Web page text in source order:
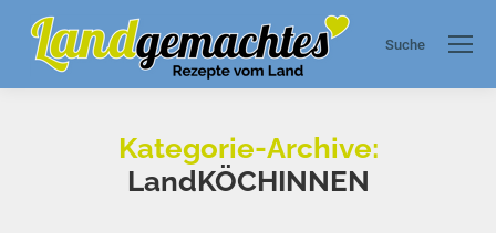
Search:
Suche
Kategorie-Archive:
LandKÖCHINNEN